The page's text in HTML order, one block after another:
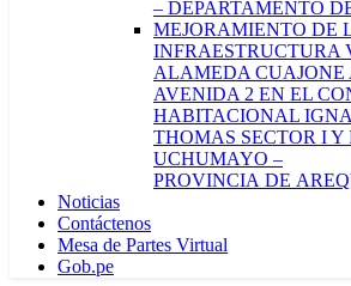
– DEPARTAMENTO
MEJORAMIENTO DE
INFRAESTRUCTURA
ALAMEDA CUAJONE
AVENIDA 2 EN EL
HABITACIONAL
THOMAS SECTOR I Y
UCHUMAYO –
PROVINCIA DE
Noticias
Contáctenos
Mesa de Partes Virtual
Gob.pe